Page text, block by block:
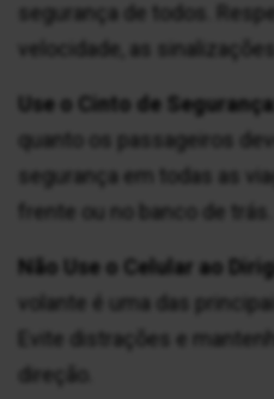
segurança de todos.
velocidade, as
Use o Cinto de Segurança:
quanto os passageiros
segurança em todas as
frente ou no banco de trás.
Não Use o Celular ao
volante é uma das
Evite distrações e
direção.